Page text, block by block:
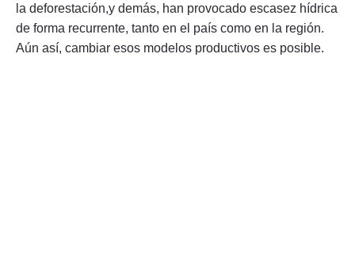
la deforestación,y demás, han provocado escasez hídrica
de forma recurrente, tanto en el país como en la región.
Aún así, cambiar esos modelos productivos es posible.